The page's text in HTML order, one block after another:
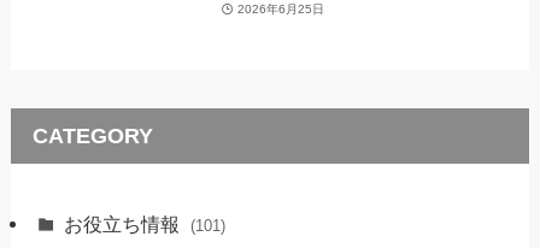
2026年6月25日
CATEGORY
お役立ち情報 (101)